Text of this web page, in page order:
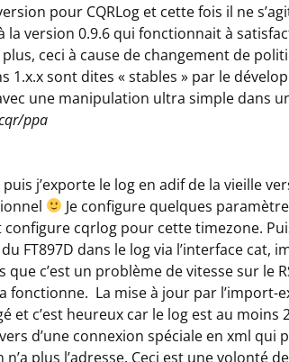
pour CQRLog et cette fois il ne
la version 0.9.6 qui fonctionnait à
ceci à cause de changement de
1.x.x sont dites « stables » par le
une manipulation ultra simple dans
ppa
j’exporte le log en adif de la vieille
Je configure quelques
configure cqrlog pour cette timezone.
FT897D dans le log via l’interface cat,
c’est un problème de vitesse sur le
fonctionne. La mise à jour par
et c’est heureux car le log est au moins
d’une connexion spéciale en xml qui
plus l’adresse. Ceci est une volonté